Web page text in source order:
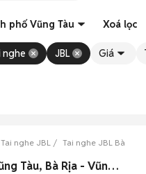
phố Vũng Tàu Xoá lọc
nghe JBL Giá
Tai nghe JBL Tai nghe JBL Bà Rịa
1 Tai nghe Jbl cũ Thành phố Vũng Tàu, Bà Rịa - Vũng Tàu chính hãng